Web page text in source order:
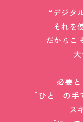
“デジタ
それを
だからこ
必要
「ひと」の
ス